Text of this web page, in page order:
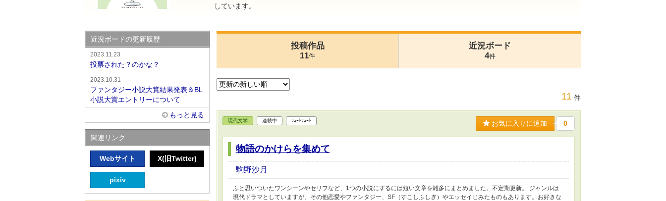
しています。
投稿作品
11件
近況ボード
4件
11 件
現代文学 連載中 ｼｮｰﾄｼｮｰﾄ お気に入りに追加 0
物語のかけらを集めて
駒野沙月
ふと思いついたワンシーンやセリフなど、1つの小説にするには短い文章を雑多にまとめました。不定期更新。 ジャンルは
現代ドラマとしていますが、その他恋愛やファンタジー、SF（すこしふしぎ）やエッセイじみたものもあります。お好きな
近況ボードの更新履歴
2023.11.23
投票された？のかな？
2023.10.31
ファンタジー小説大賞結果発表＆BL
小説大賞エントリーについて
もっと見る
関連リンク
Webサイト X(旧Twitter)
pixiv